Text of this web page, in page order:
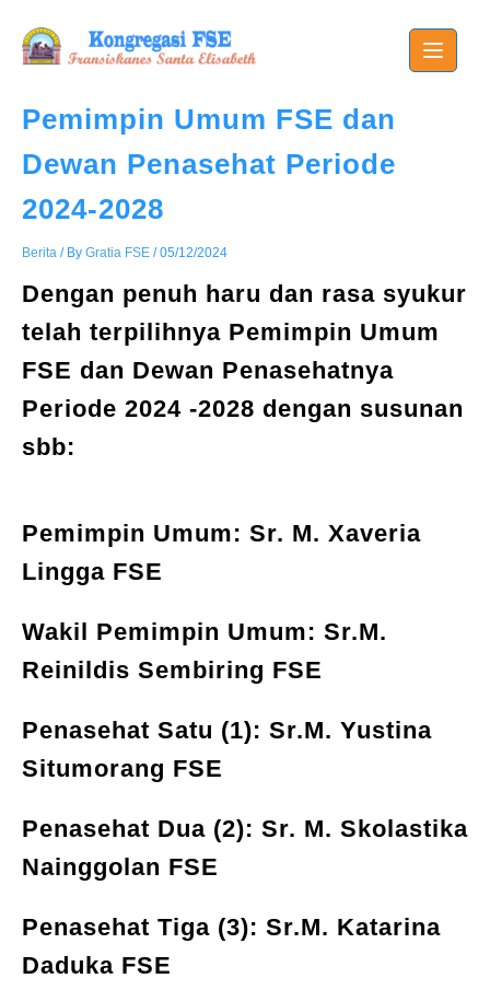
content
Pemimpin Umum FSE dan
Dewan Penasehat Periode
2024-2028
Berita / By Gratia FSE /05/12/2024
Dengan penuh haru dan rasa syukur
telah terpilihnya Pemimpin Umum
FSE dan Dewan Penasehatnya
Periode 2024 -2028 dengan susunan
sbb:
Pemimpin Umum: Sr. M. Xaveria
Lingga FSE
Wakil Pemimpin Umum: Sr.M.
Reinildis Sembiring FSE
Penasehat Satu (1): Sr.M. Yustina
Situmorang FSE
Penasehat Dua (2): Sr. M. Skolastika
Nainggolan FSE
Penasehat Tiga (3): Sr.M. Katarina
Daduka FSE